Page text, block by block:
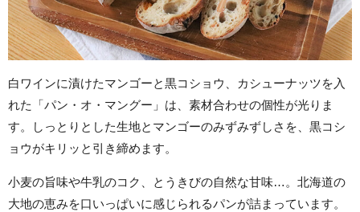
白ワインに漬けたマンゴーと黒コショウ、カシューナッツを入
れた「パン・オ・マングー」は、素材合わせの個性が光りま
す。しっとりとした生地とマンゴーのみずみずしさを、黒コシ
ョウがキリッと引き締めます。
小麦の旨味や牛乳のコク、とうきびの自然な甘味…。北海道の
大地の恵みを口いっぱいに感じられるパンが詰まっています。